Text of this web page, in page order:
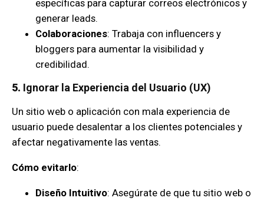
específicas para capturar correos electrónicos y
generar leads.
Colaboraciones: Trabaja con influencers y
bloggers para aumentar la visibilidad y
credibilidad.
5. Ignorar la Experiencia del Usuario (UX)
Un sitio web o aplicación con mala experiencia de
usuario puede desalentar a los clientes potenciales y
afectar negativamente las ventas.
Cómo evitarlo:
Diseño Intuitivo: Asegúrate de que tu sitio web o